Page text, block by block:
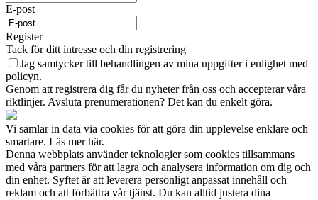
E-post
Register
Tack för ditt intresse och din registrering
Jag samtycker till behandlingen av mina uppgifter i enlighet med
policyn.
Genom att registrera dig får du nyheter från oss och accepterar våra
riktlinjer. Avsluta prenumerationen? Det kan du enkelt göra.
Vi samlar in data via cookies för att göra din upplevelse enklare och
smartare. Läs mer här.
Denna webbplats använder teknologier som cookies tillsammans
med våra partners för att lagra och analysera information om dig och
din enhet. Syftet är att leverera personligt anpassat innehåll och
reklam och att förbättra vår tjänst. Du kan alltid justera dina